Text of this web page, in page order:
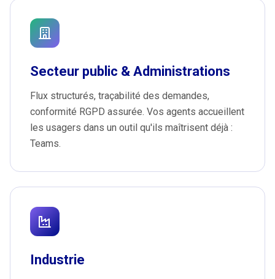
Secteur public & Administrations
Flux structurés, traçabilité des demandes,
conformité RGPD assurée. Vos agents accueillent
les usagers dans un outil qu'ils maîtrisent déjà :
Teams.
Industrie